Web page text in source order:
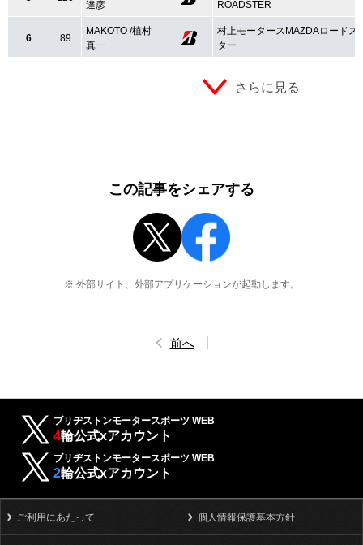
達彦
ROADSTER
6 89
MAKOTO /植村
真一
村上モータースMAZDAロードス
ター
さらに見る
この記事をシェアする
※ 外部サイト、外部アプリケーションが起動します。
前へ
ブリヂストンモータースポーツ WEB
4輪公式xアカウント
ブリヂストンモータースポーツ WEB
2輪公式xアカウント
ご利用にあたって 個人情報保護基本方針